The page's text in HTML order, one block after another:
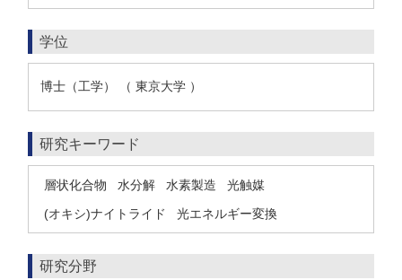
学位
博士（工学） （ 東京大学 ）
研究キーワード
層状化合物 水分解 水素製造
光触媒
(オキシ)ナイトライド
光エネルギー変換
研究分野